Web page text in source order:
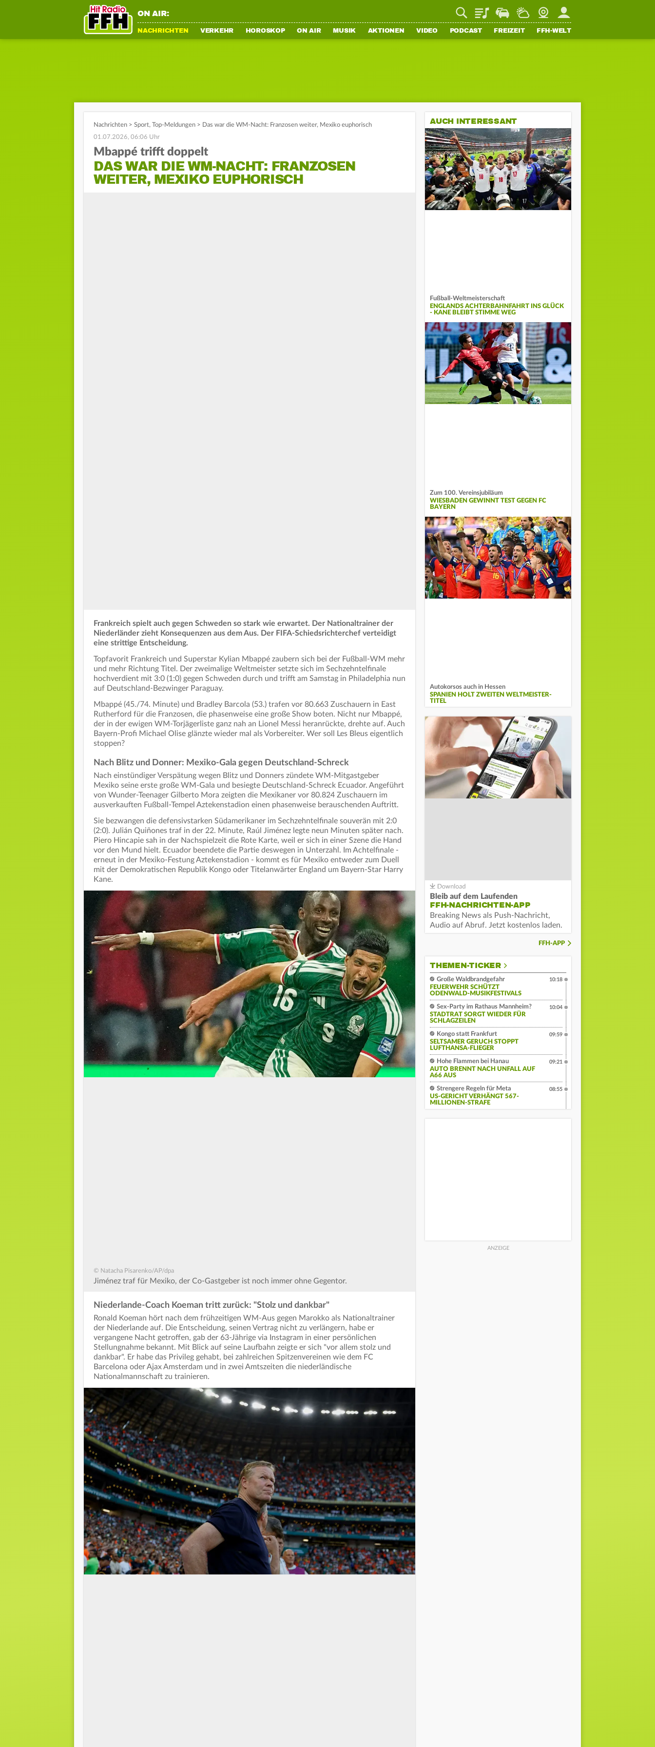
ON AIR: PlaylistStaupilotWetterWebcamMein FFH
NACHRICHTEN VERKEHR HOROSKOP ON AIR MUSIK AKTIONEN VIDEO PODCAST FREIZEIT FFH-WELT
Nachrichten > Sport, Top-Meldungen > Das war die WM-Nacht: Franzosen weiter, Mexiko euphorisch
01.07.2026, 06:06 Uhr
Mbappé trifft doppelt
DAS WAR DIE WM-NACHT: FRANZOSEN
WEITER, MEXIKO EUPHORISCH
Frankreich spielt auch gegen Schweden so stark wie erwartet. Der Nationaltrainer der
Niederländer zieht Konsequenzen aus dem Aus. Der FIFA-Schiedsrichterchef verteidigt
eine strittige Entscheidung.
Topfavorit Frankreich und Superstar Kylian Mbappé zaubern sich bei der Fußball-WM mehr
und mehr Richtung Titel. Der zweimalige Weltmeister setzte sich im Sechzehntelfinale
hochverdient mit 3:0 (1:0) gegen Schweden durch und trifft am Samstag in Philadelphia nun
auf Deutschland-Bezwinger Paraguay.
Mbappé (45./74. Minute) und Bradley Barcola (53.) trafen vor 80.663 Zuschauern in East
Rutherford für die Franzosen, die phasenweise eine große Show boten. Nicht nur Mbappé,
der in der ewigen WM-Torjägerliste ganz nah an Lionel Messi heranrückte, drehte auf. Auch
Bayern-Profi Michael Olise glänzte wieder mal als Vorbereiter. Wer soll Les Bleus eigentlich
stoppen?
Nach Blitz und Donner: Mexiko-Gala gegen Deutschland-Schreck
Nach einstündiger Verspätung wegen Blitz und Donners zündete WM-Mitgastgeber
Mexiko seine erste große WM-Gala und besiegte Deutschland-Schreck Ecuador. Angeführt
von Wunder-Teenager Gilberto Mora zeigten die Mexikaner vor 80.824 Zuschauern im
ausverkauften Fußball-Tempel Aztekenstadion einen phasenweise berauschenden Auftritt.
Sie bezwangen die defensivstarken Südamerikaner im Sechzehntelfinale souverän mit 2:0
(2:0). Julián Quiñones traf in der 22. Minute, Raúl Jiménez legte neun Minuten später nach.
Piero Hincapie sah in der Nachspielzeit die Rote Karte, weil er sich in einer Szene die Hand
vor den Mund hielt. Ecuador beendete die Partie deswegen in Unterzahl. Im Achtelfinale -
erneut in der Mexiko-Festung Aztekenstadion - kommt es für Mexiko entweder zum Duell
mit der Demokratischen Republik Kongo oder Titelanwärter England um Bayern-Star Harry
Kane.
© Natacha Pisarenko/AP/dpa
Jiménez traf für Mexiko, der Co-Gastgeber ist noch immer ohne Gegentor.
Niederlande-Coach Koeman tritt zurück: "Stolz und dankbar"
Ronald Koeman hört nach dem frühzeitigen WM-Aus gegen Marokko als Nationaltrainer
der Niederlande auf. Die Entscheidung, seinen Vertrag nicht zu verlängern, habe er
vergangene Nacht getroffen, gab der 63-Jährige via Instagram in einer persönlichen
Stellungnahme bekannt. Mit Blick auf seine Laufbahn zeigte er sich "vor allem stolz und
dankbar". Er habe das Privileg gehabt, bei zahlreichen Spitzenvereinen wie dem FC
Barcelona oder Ajax Amsterdam und in zwei Amtszeiten die niederländische
Nationalmannschaft zu trainieren.
AUCH INTERESSANT
Fußball-Weltmeisterschaft
ENGLANDS ACHTERBAHNFAHRT INS GLÜCK
- KANE BLEIBT STIMME WEG
Zum 100. Vereinsjubiläum
WIESBADEN GEWINNT TEST GEGEN FC
BAYERN
Autokorsos auch in Hessen
SPANIEN HOLT ZWEITEN WELTMEISTER-
TITEL
Bleib auf dem Laufenden
FFH-NACHRICHTEN-APP
Breaking News als Push-Nachricht,
Audio auf Abruf. Jetzt kostenlos laden.
FFH-APP
THEMEN-TICKER
Große Waldbrandgefahr
FEUERWEHR SCHÜTZT
ODENWALD-MUSIKFESTIVALS
10:18
Sex-Party im Rathaus Mannheim?
STADTRAT SORGT WIEDER FÜR
SCHLAGZEILEN
10:04
Kongo statt Frankfurt
SELTSAMER GERUCH STOPPT
LUFTHANSA-FLIEGER
09:59
Hohe Flammen bei Hanau
AUTO BRENNT NACH UNFALL AUF
A66 AUS
09:21
Strengere Regeln für Meta
US-GERICHT VERHÄNGT 567-
MILLIONEN-STRAFE
08:55